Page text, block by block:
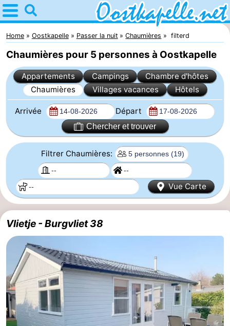
Home
Oostkapelle
Astuces
Avec
enfants
Oranjezon
Passer
la
Appartements
De
Grote
Geere
Campings
Chambre
d'hôtes
Chaumières
Bos
en
-
De
-
Home Oostkapelle Passer la nuit Chaumières filterd
Chaumières pour 5 personnes à Oostkapelle
Appartements Campings
Chambre d'hôtes
Chaumières
Villages vacances Hôtels
Arrivée Départ
Chercher et trouver
Filtrer Chaumières:
Vue Carte
Vlietje - Burgvliet 38